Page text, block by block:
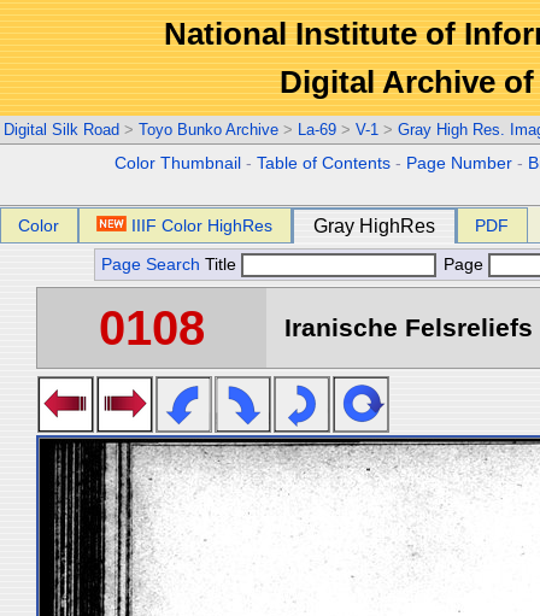
National Institute of
Digital Archive
Digital Silk Road > Toyo Bunko Archive > La-69 > V-1 > Gray High Res.
Color Thumbnail -Table of Contents - Page Number -
Color IIIF Color HighRes Gray HighRes PDF
Page Search Title Page
0108 Iranische Felsreliefs